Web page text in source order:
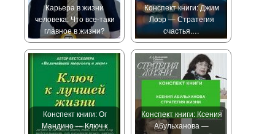
Карьера в жизни
человека. Что все-таки
главное в жизни?
Конспект книги: Джим
Лоэр — Стратегия
счастья.…
Конспект книги: Ог
Мандино — Ключ к
Конспект книги: Ксения
Абульханова —